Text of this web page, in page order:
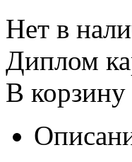
Нет в
Диплом
В корзину